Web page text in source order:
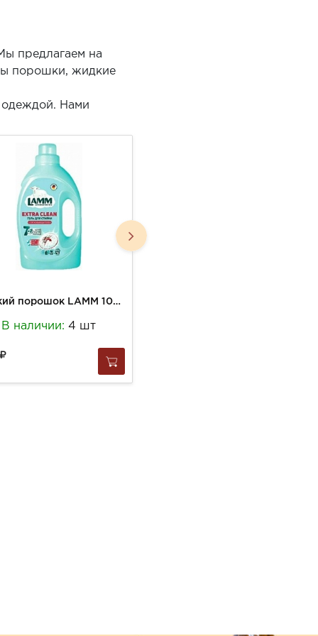
предлагаем на
порошки, жидкие
одеждой. Нами
Жидкий порошок LAMM 1040г стиральный с пятновыводителем
В наличии:4 шт